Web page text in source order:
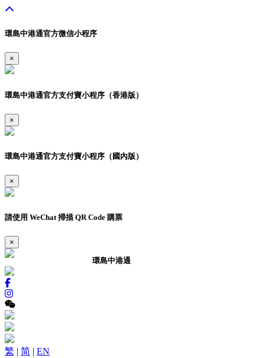
環島中港通官方微信小程序
×
環島中港通官方支付寶小程序（香港版）
×
環島中港通官方支付寶小程序（國內版）
×
請使用 WeChat 掃描 QR Code 購票
×
環島中港通
繁 | 简 | EN